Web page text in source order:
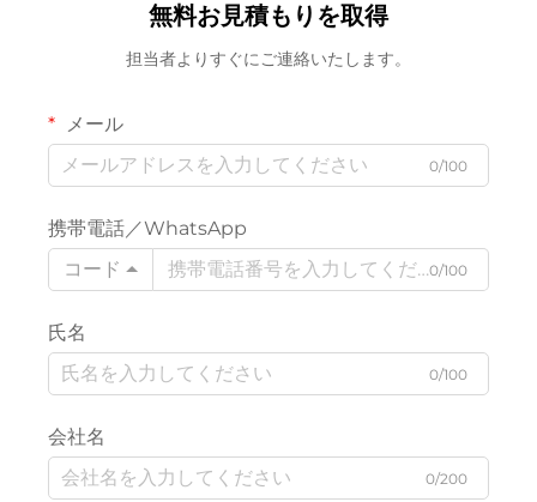
無料お見積もりを取得
担当者よりすぐにご連絡いたします。
メール
0/100
携帯電話／WhatsApp
コード
0/100
氏名
0/100
会社名
0/200